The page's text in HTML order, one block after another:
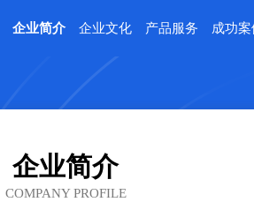
企业简介 企业文化 产品服务 成功案
企业简介
COMPANY PROFILE